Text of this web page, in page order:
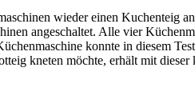
wieder einen
angeschaltet. Alle vier
konnte in diesem
kneten möchte, erhält mit